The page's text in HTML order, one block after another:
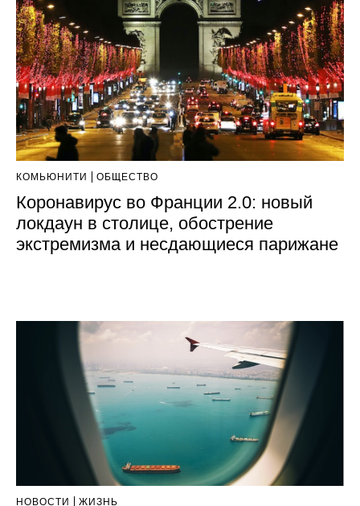
КОМЬЮНИТИ ОБЩЕСТВО
Коронавирус во Франции 2.0: новый
локдаун в столице, обострение
экстремизма и несдающиеся парижане
НОВОСТИ ЖИЗНЬ